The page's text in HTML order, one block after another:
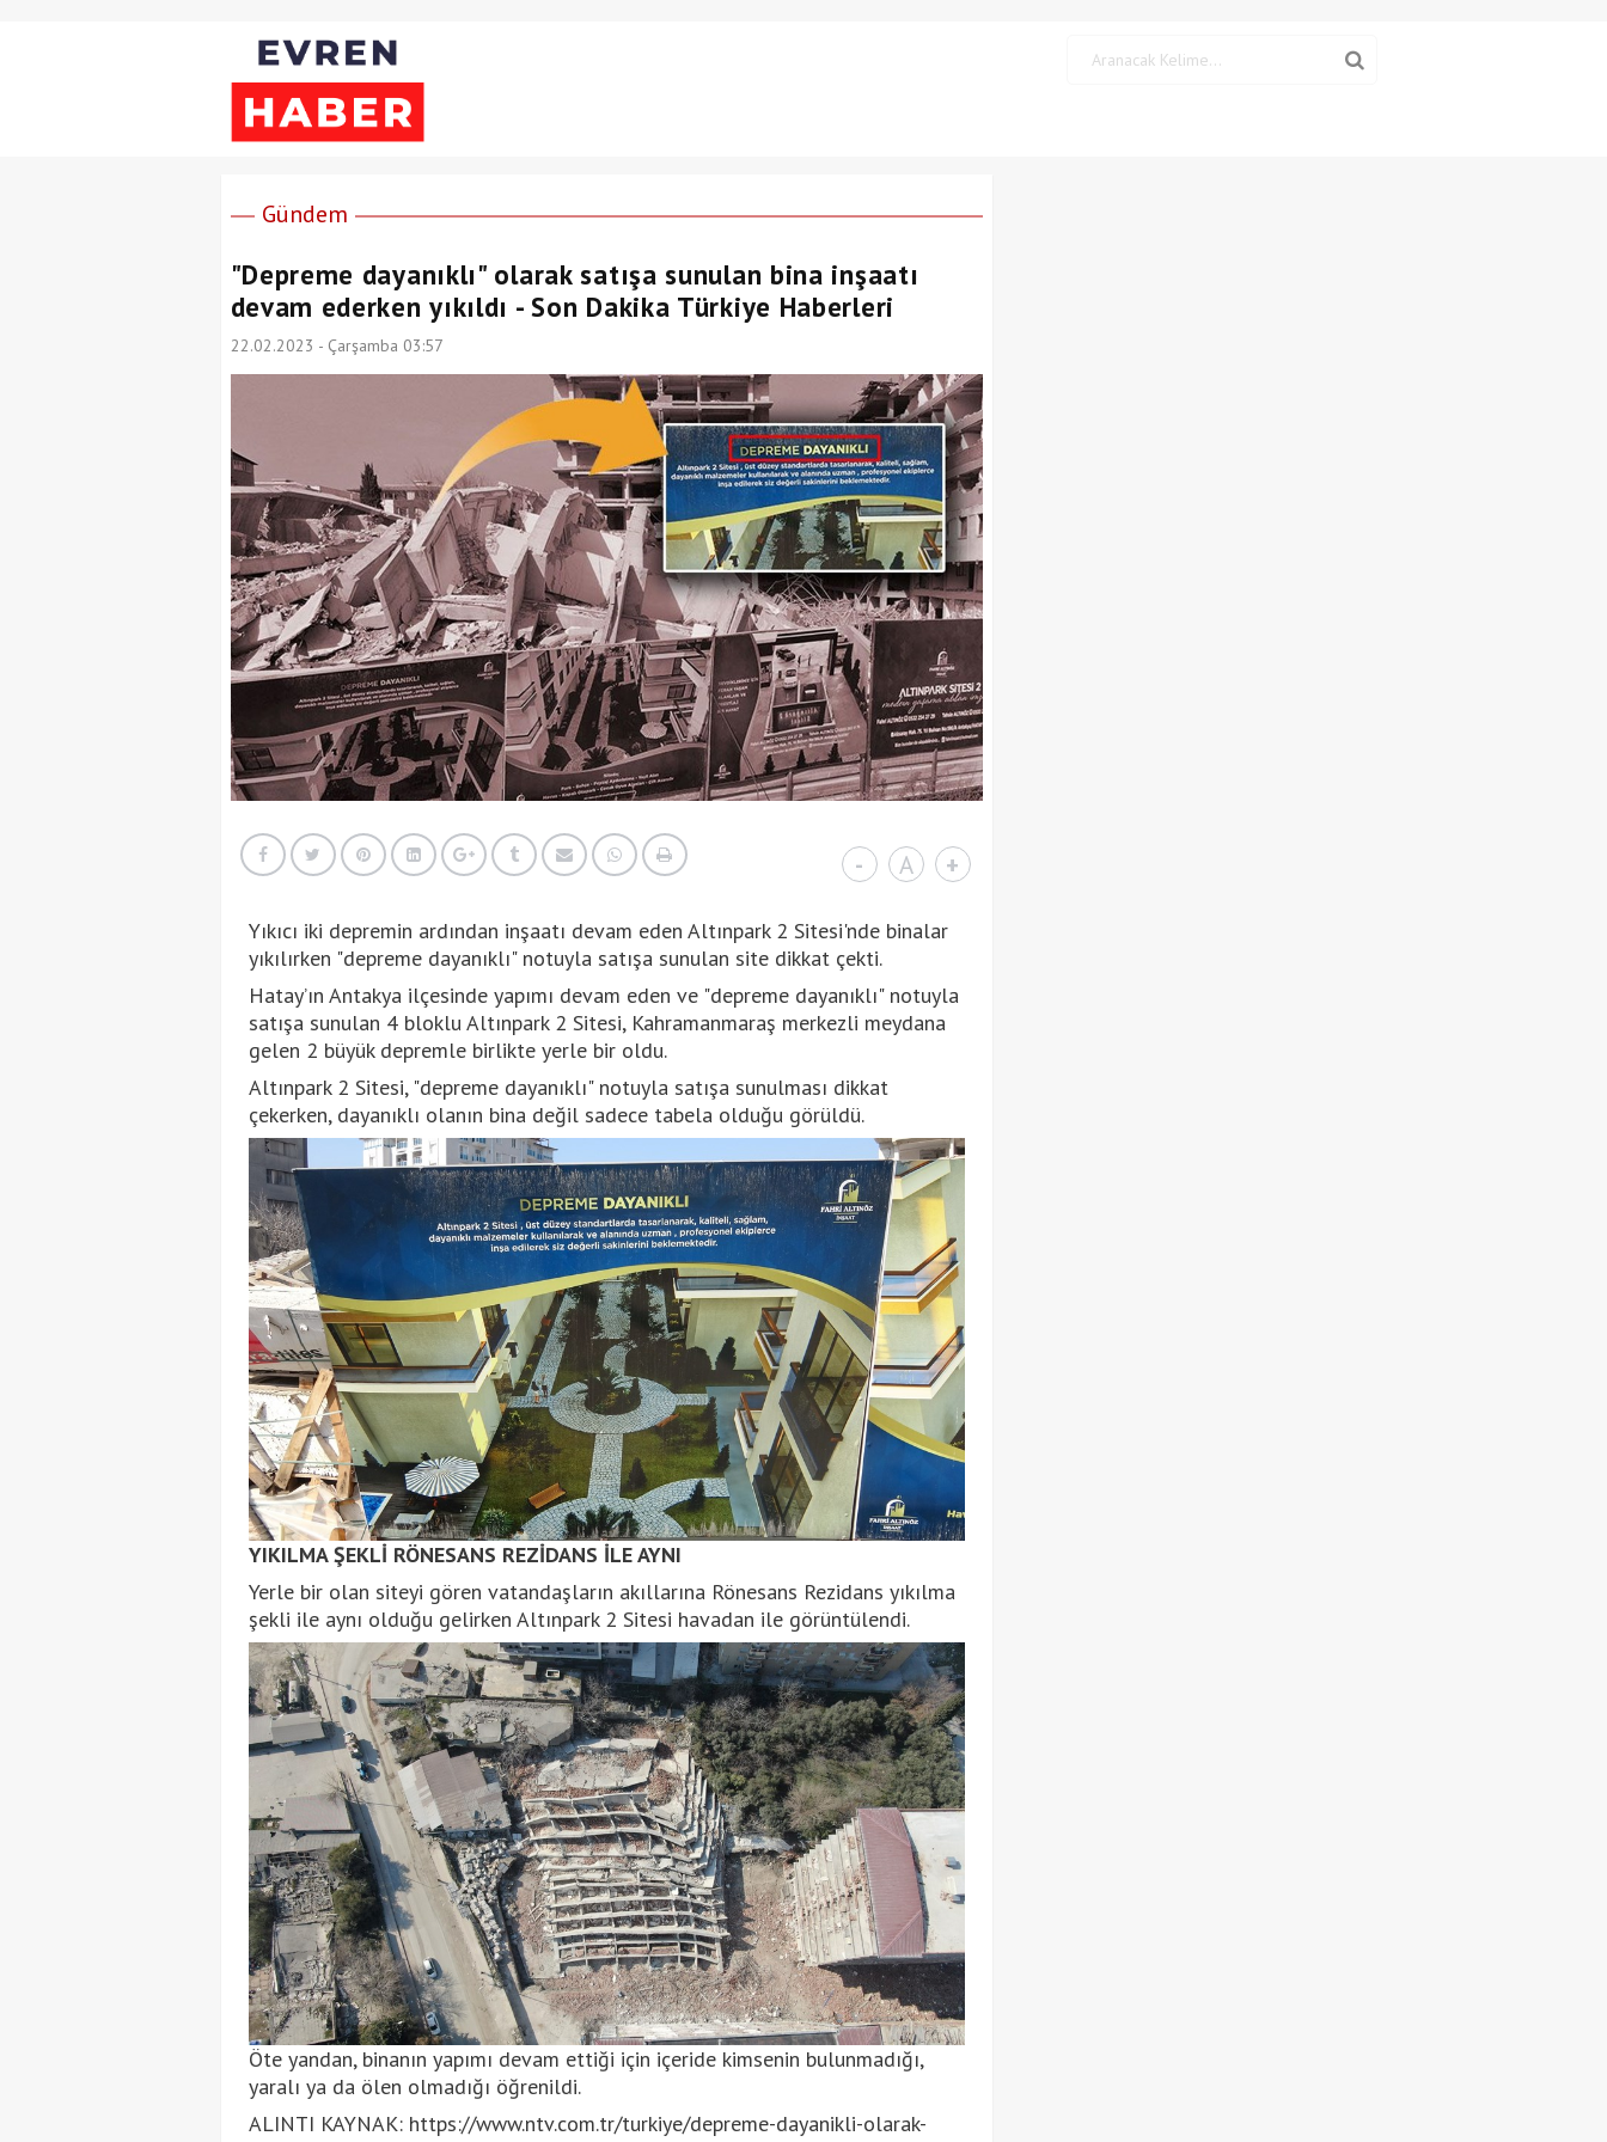
Gündem
"Depreme dayanıklı" olarak satışa sunulan bina inşaatı
devam ederken yıkıldı - Son Dakika Türkiye Haberleri
22.02.2023 - Çarşamba 03:57
- A +
Yıkıcı iki depremin ardından inşaatı devam eden Altınpark 2 Sitesi'nde binalar
yıkılırken "depreme dayanıklı" notuyla satışa sunulan site dikkat çekti.
Hatay’ın Antakya ilçesinde yapımı devam eden ve "depreme dayanıklı" notuyla
satışa sunulan 4 bloklu Altınpark 2 Sitesi, Kahramanmaraş merkezli meydana
gelen 2 büyük depremle birlikte yerle bir oldu.
Altınpark 2 Sitesi, "depreme dayanıklı" notuyla satışa sunulması dikkat
çekerken, dayanıklı olanın bina değil sadece tabela olduğu görüldü.
YIKILMA ŞEKLİ RÖNESANS REZİDANS İLE AYNI
Yerle bir olan siteyi gören vatandaşların akıllarına Rönesans Rezidans yıkılma
şekli ile aynı olduğu gelirken Altınpark 2 Sitesi havadan ile görüntülendi.
Öte yandan, binanın yapımı devam ettiği için içeride kimsenin bulunmadığı,
yaralı ya da ölen olmadığı öğrenildi.
ALINTI KAYNAK: https://www.ntv.com.tr/turkiye/depreme-dayanikli-olarak-